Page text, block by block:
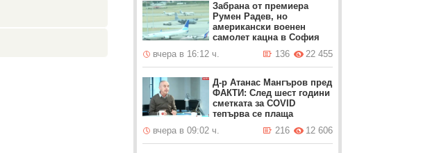
Забрана от премиера
Румен Радев, но
американски военен
самолет кацна в София
вчера в 16:12 ч.
22 455
136
Д-р Атанас Мангъров пред
ФАКТИ: След шест години
сметката за COVID
тепърва се плаща
вчера в 09:02 ч.
12 606
216